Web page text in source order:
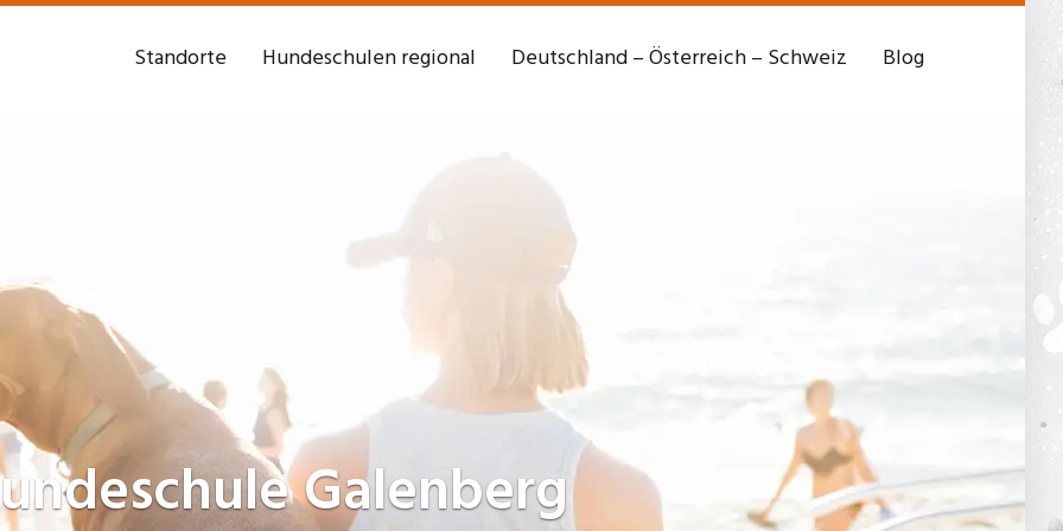
Standorte Hundeschulen regional Deutschland – Österreich – Schweiz Blog
Galenberg